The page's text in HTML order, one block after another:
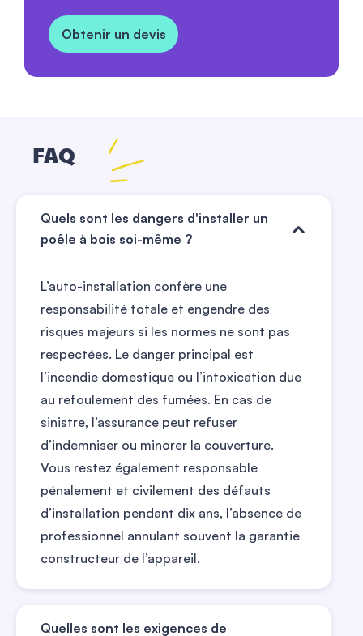
Obtenir un devis
FAQ
Quels sont les dangers d'installer un
poêle à bois soi-même ?
L’auto-installation confère une
responsabilité totale et engendre des
risques majeurs si les normes ne sont pas
respectées. Le danger principal est
l’incendie domestique ou l’intoxication due
au refoulement des fumées. En cas de
sinistre, l’assurance peut refuser
d’indemniser ou minorer la couverture.
Vous restez également responsable
pénalement et civilement des défauts
d’installation pendant dix ans, l’absence de
professionnel annulant souvent la garantie
constructeur de l’appareil.
Quelles sont les exigences de